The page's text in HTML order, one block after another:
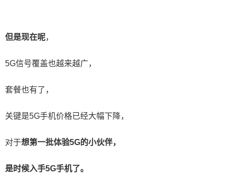
但是现在呢，
5G信号覆盖也越来越广，
套餐也有了，
关键是5G手机价格已经大幅下降，
对于想第一批体验5G的小伙伴，
是时候入手5G手机了。